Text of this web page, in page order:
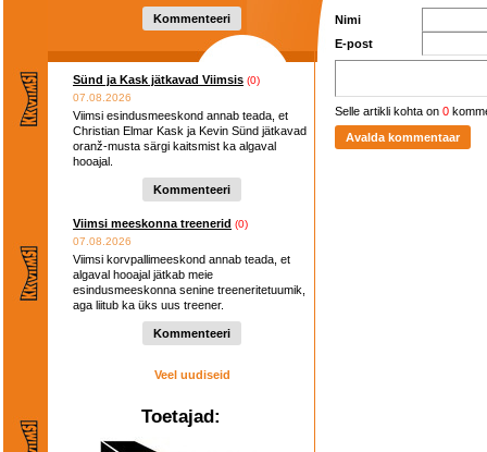
Kommenteeri
Sünd ja Kask jätkavad Viimsis (0)
07.08.2026
Viimsi esindusmeeskond annab teada, et
Christian Elmar Kask ja Kevin Sünd jätkavad
oranž-musta särgi kaitsmist ka algaval
hooajal.
Kommenteeri
Viimsi meeskonna treenerid (0)
07.08.2026
Viimsi korvpallimeeskond annab teada, et
algaval hooajal jätkab meie
esindusmeeskonna senine treeneritetuumik,
aga liitub ka üks uus treener.
Kommenteeri
Veel uudiseid
Toetajad:
Nimi
E-post
Selle artikli kohta on 0